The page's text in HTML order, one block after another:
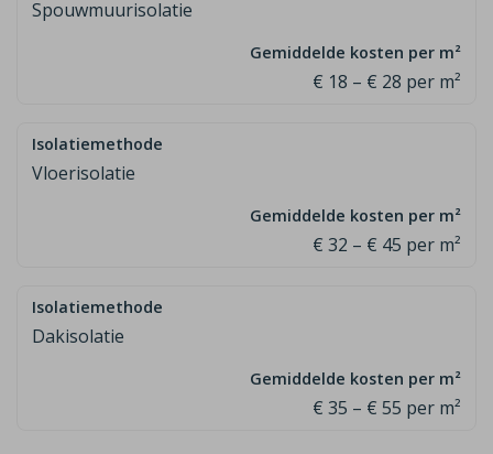
Spouwmuurisolatie
€ 18 – € 28 per m²
Vloerisolatie
€ 32 – € 45 per m²
Dakisolatie
€ 35 – € 55 per m²